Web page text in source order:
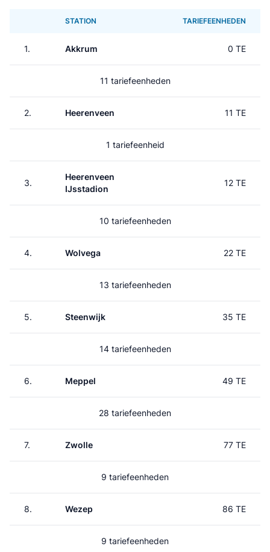
STATION TARIEFEENHEDEN
1. Akkrum 0 TE
11 tariefeenheden
2. Heerenveen 11 TE
1 tariefeenheid
3.
Heerenveen
IJsstadion
12 TE
10 tariefeenheden
4. Wolvega 22 TE
13 tariefeenheden
5. Steenwijk 35 TE
14 tariefeenheden
6. Meppel 49 TE
28 tariefeenheden
7. Zwolle 77 TE
9 tariefeenheden
8. Wezep 86 TE
9 tariefeenheden